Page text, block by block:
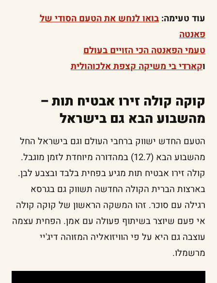
עוד טעימה: בואו לנחש את הטעם הסודי של
פאנטה
טעמי הפאנטה הכי הזויים בעולם
וקארדי בי משיקה קצפת אלכוהולית
קוקה קולה זירו אבטיח תות –
מהשבוע הבא גם בישראל
הטעם החדש ישווק ברחבי העולם וגם בישראל החל
מהשבוע הבא (12.7) במהדורה מיוחדת לזמן מוגבל.
קולה זירו אבטיח תות מגיע בפחית בלבד ובצבע לבן.
בארצות הברית הקולה החדשה תשווק גם בגרסא
רגילה עם סוכר. זהו המשקה הראשון של קוקה קולה
אי פעם שיוצר בשיתוף פעולה עם אמן. הפחית עצמה
עוצבה גם היא על פי הוויזואליה המזוהה דיג'יי
מרשמלו.